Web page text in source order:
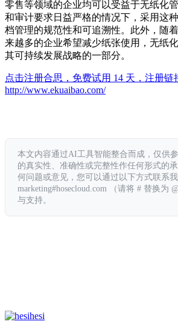
零售等领域的企业均可以受益于无纸化
和审计要求日益严格的情况下，采用这
档管理的规范性和可追溯性。此外，随
来越多的企业希望减少纸张使用，无纸
其可持续发展战略的一部分。
点击注册合思，免费试用 14 天，注册链
http://www.ekuaibao.com/
本文内容通过AI工具智能整合而成，仅供
的真实性、准确性或完整性作任何形式的
何问题或意见，您可以通过以下方式联系我
marketing#hosecloud.com （请将 # 替换为
与支持。
hesi